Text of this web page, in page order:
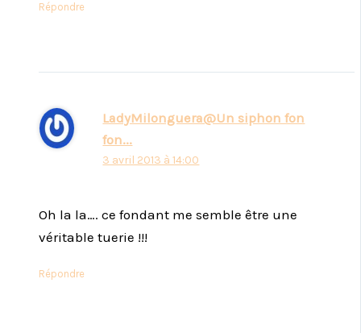
Répondre
LadyMilonguera@Un siphon fon
fon...
3 avril 2013 à 14:00
Oh la la…. ce fondant me semble être une
véritable tuerie !!!
Répondre